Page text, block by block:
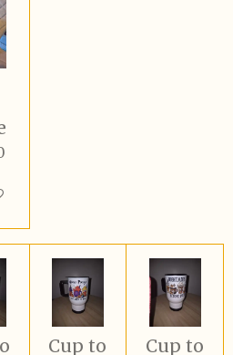
Cup to
Cup to